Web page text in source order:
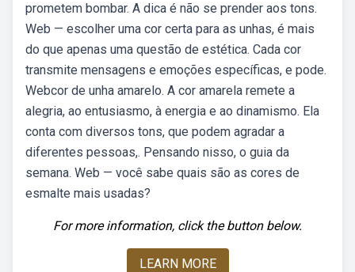
prometem bombar. A dica é não se prender aos tons.
Web — escolher uma cor certa para as unhas, é mais
do que apenas uma questão de estética. Cada cor
transmite mensagens e emoções específicas, e pode.
Webcor de unha amarelo. A cor amarela remete a
alegria, ao entusiasmo, à energia e ao dinamismo. Ela
conta com diversos tons, que podem agradar a
diferentes pessoas,. Pensando nisso, o guia da
semana. Web — você sabe quais são as cores de
esmalte mais usadas?
For more information, click the button below.
LEARN MORE